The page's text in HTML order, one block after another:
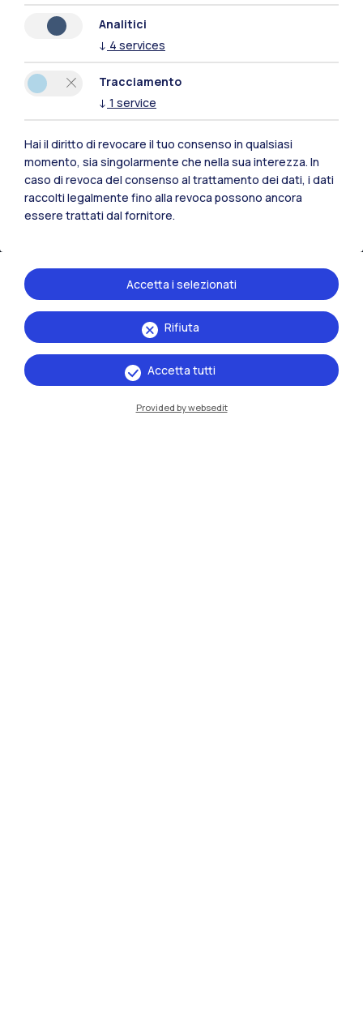
Polimi Community
Tutti i siti dell’ecosistema
IT EN
Analitici
↓ 4 services
Tracciamento
↓ 1 service
Hai il diritto di revocare il tuo consenso in qualsiasi
momento, sia singolarmente che nella sua interezza. In
caso di revoca del consenso al trattamento dei dati, i dati
raccolti legalmente fino alla revoca possono ancora
essere trattati dal fornitore.
Rifiuta
Accetta i selezionati
Accetta tutti
Provided by websedit